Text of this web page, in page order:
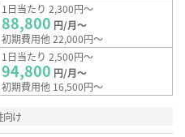
1日当たり 2,300円～
88,800 円/月～
初期費用他 22,000円～
1日当たり 2,500円～
94,800 円/月～
初期費用他 16,500円～
向け